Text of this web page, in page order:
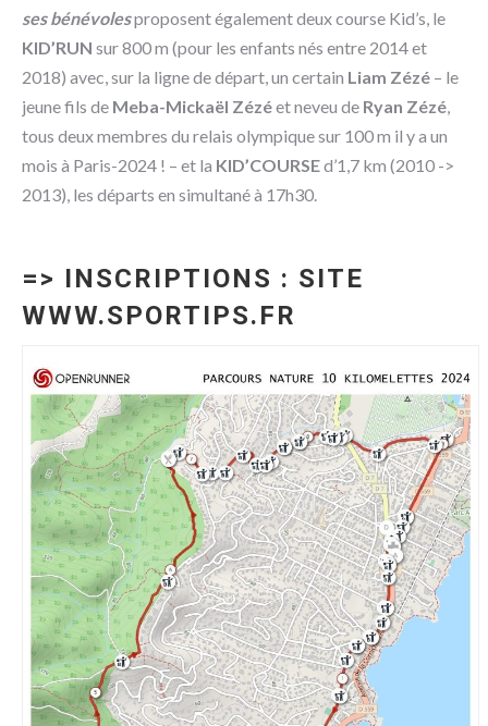
ses bénévolesproposent également deux course Kid’s, le
KID’RUN sur 800 m (pour les enfants nés entre 2014 et
2018) avec, sur la ligne de départ, un certain Liam Zézé – le
jeune fils de Meba-Mickaël Zézéet neveu de Ryan Zézé
tous deux membres du relais olympique sur 100 m il y a un
mois à Paris-2024 ! – et la KID’COURSEd’1,7 km (2010 ->
2013), les départs en simultané à 17h30.
=> INSCRIPTIONS : SITE
WWW.SPORTIPS.FR